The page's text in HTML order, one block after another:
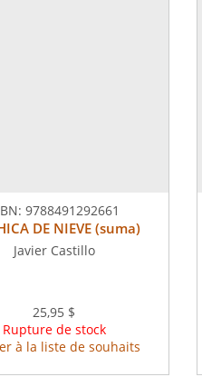
9788491292661
DE NIEVE (suma)
Javier Castillo
25,95 $
Rupture de stock
à la liste de souhaits